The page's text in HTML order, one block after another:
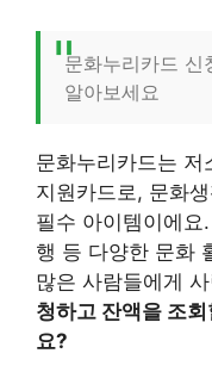
문화누리카드 신
알아보세요
문화누리카드는
지원카드로, 문화
필수 아이템이에요
행 등 다양한 문화
많은 사람들에게
청하고 잔액을 조
요?